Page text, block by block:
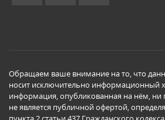
Обращаем ваше внимание на то, что
носит исключительно информационный
информация, опубликованная на нём, ни
не является публичной офертой,